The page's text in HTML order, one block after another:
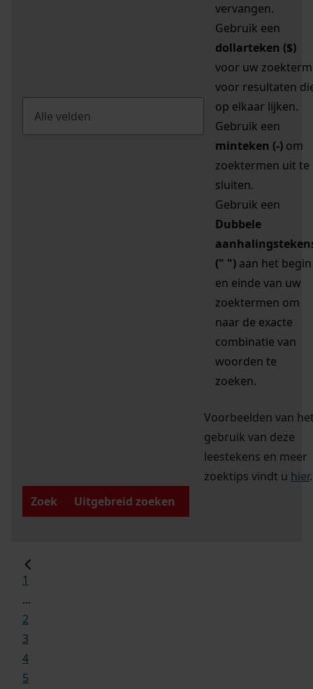
vervangen.
Gebruik een
dollarteken ($)
voor uw zoekterm
voor resultaten
op elkaar lijken.
Gebruik een
minteken (-) om
zoektermen uit te
sluiten.
Gebruik een
Dubbele
(" ") aan het begin
en einde van uw
zoektermen om
naar de exacte
combinatie van
woorden te
zoeken.
Voorbeelden van
gebruik van deze
leestekens en meer
zoektips vindt u hier.
Zoek
Uitgebreid zoeken
1
...
2
3
4
5